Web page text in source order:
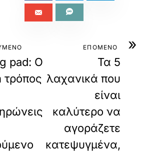
pad: Ο
τρόπος
»
ΕΠΟΜΕΝΟ
Τα 5
λαχανικά που
είναι
καλύτερο να
αγοράζετε
κατεψυγμένα,